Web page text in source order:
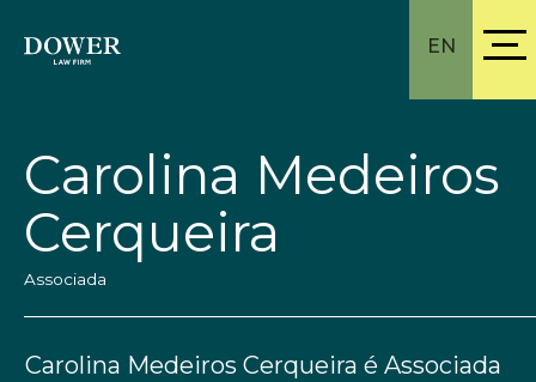
EN
Carolina Medeiros
Cerqueira
Associada
Carolina Medeiros Cerqueira é Associada